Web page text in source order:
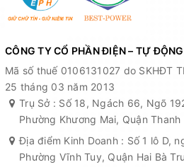
CÔNG TY CỔ PHẦN ĐIỆN – TỰ
Mã số thuế 0106131027 do SKHĐT
25 tháng 03 năm 2013
Trụ Sở : Số 18, Ngách 66, Ngõ
Phường Khương Mai, Quận
Địa điểm Kinh Doanh : Số 1 lô D,
Phường Vĩnh Tuy, Quận Hai Bà